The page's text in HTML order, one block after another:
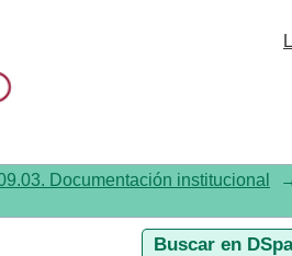
Documentación institucional
Buscar en